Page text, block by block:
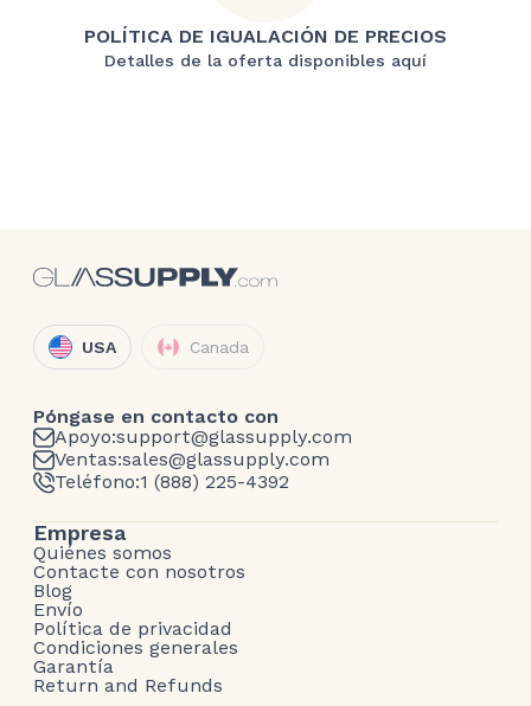
POLÍTICA DE IGUALACIÓN DE PRECIOS
Detalles de la oferta disponibles aquí
USA Canada
Póngase en contacto con
Apoyo:support@glassupply.com
Ventas:sales@glassupply.com
Teléfono:1 (888) 225-4392
Empresa
Quiénes somos
Contacte con nosotros
Blog
Envío
Política de privacidad
Condiciones generales
Garantía
Return and Refunds